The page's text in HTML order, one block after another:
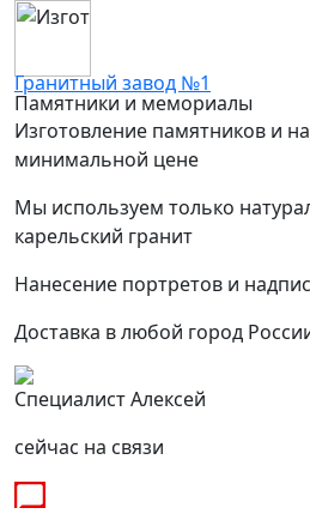
Гранитный завод №1
Памятники и мемориалы
Изготовление памятников и
минимальной цене
Мы используем только
карельский гранит
Нанесение портретов и
Доставка в любой город
Специалист Алексей
сейчас на связи